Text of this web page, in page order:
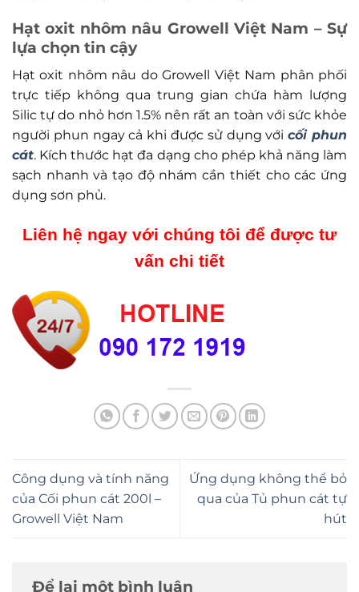
Hạt oxit nhôm nâu Growell Việt Nam – Sự
lựa chọn tin cậy
Hạt oxit nhôm nâu do Growell Việt Nam phân phối
trực tiếp không qua trung gian chứa hàm lượng
Silic tự do nhỏ hơn 1.5% nên rất an toàn với sức khỏe
người phun ngay cả khi được sử dụng vớicối phun
cát. Kích thước hạt đa dạng cho phép khả năng làm
sạch nhanh và tạo độ nhám cần thiết cho các ứng
dụng sơn phủ.
Liên hệ ngay với chúng tôi để được tư
vấn chi tiết
Công dụng và tính năng
của Cối phun cát 200l –
Growell Việt Nam
Ứng dụng không thể bỏ
qua của Tủ phun cát tự
hút
Để lại một bình luận